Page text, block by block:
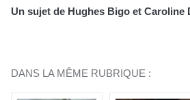
Un sujet de Hughes Bigo et Caroline
DANS LA MÊME RUBRIQUE :